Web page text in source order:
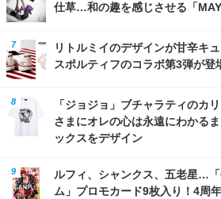
仕草…和の趣を感じさせる「
リトルミイのデザインが甘辛キ
スポルティフのコラボ第3弾が登
「ジョジョ」ブチャラティのカ
さまにオレの心は永遠にわかる
ックスをデザイン
ルフィ、シャンクス、五老星…
ム」プロモカード9枚入り！4周